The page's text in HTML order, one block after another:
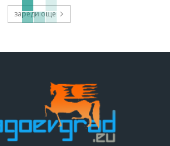
зареди още